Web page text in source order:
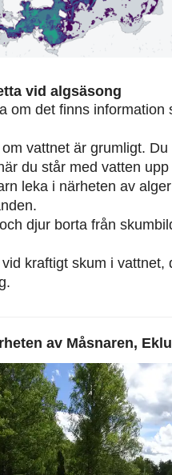
vid algsäsong
om det finns information
om vattnet är grumligt.
du står med vatten
leka i närheten av
djur borta från
vid kraftigt skum i vattnet,
av Måsnaren,